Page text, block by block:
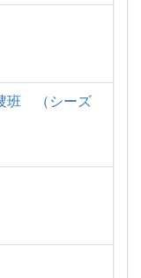
班 （シーズ